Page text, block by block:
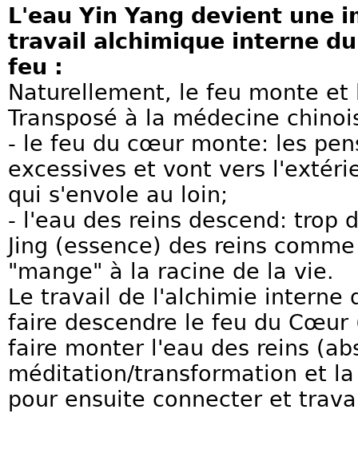
L'eau Yin Yang devient une
travail alchimique interne
feu :
Naturellement, le feu monte et
Transposé à la médecine
- le feu du cœur monte: les
excessives et vont vers
qui s'envole au loin;
- l'eau des reins descend: trop
Jing (essence) des reins
"mange" à la racine de la vie.
Le travail de l'alchimie interne
faire descendre le feu du
faire monter l'eau des reins
méditation/transformation et
pour ensuite connecter et